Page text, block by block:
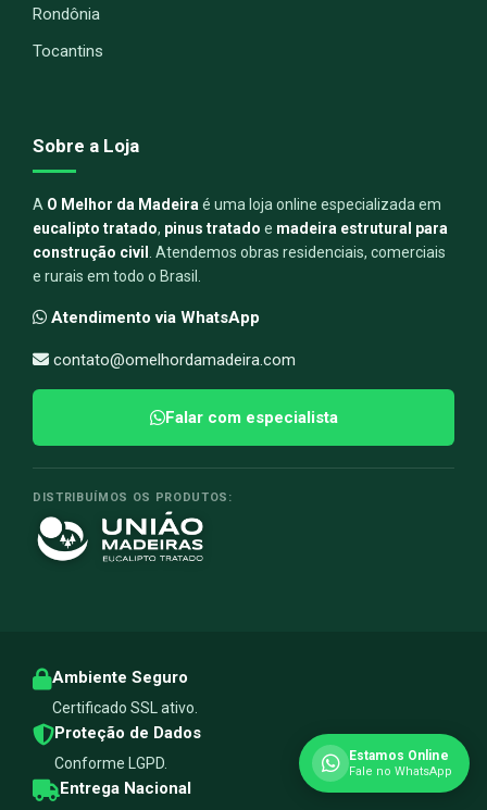
Rondônia
Tocantins
Sobre a Loja
A O Melhor da Madeira é uma loja online especializada em
eucalipto tratado, pinus tratado e madeira estrutural para
construção civil
. Atendemos obras residenciais, comerciais
e rurais em todo o Brasil.
Atendimento via WhatsApp
contato@omelhordamadeira.com
Falar com especialista
DISTRIBUÍMOS OS PRODUTOS:
Ambiente Seguro
Certificado SSL ativo.
Proteção de Dados
Conforme LGPD.
Entrega Nacional
Estamos Online
Fale no WhatsApp